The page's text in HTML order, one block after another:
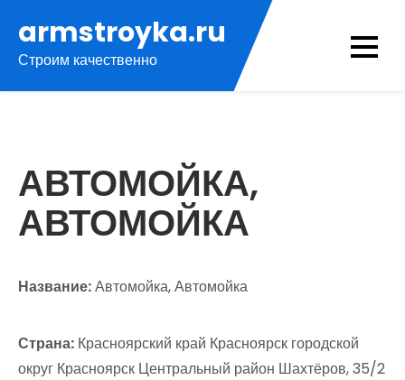
содержимому
armstroyka.ru
Строим качественно
АВТОМОЙКА,
АВТОМОЙКА
Название:Автомойка, Автомойка
Страна: Красноярский край Красноярск городской
округ Красноярск Центральный район Шахтёров, 35/2